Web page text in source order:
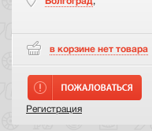
в корзине нет товара
Регистрация